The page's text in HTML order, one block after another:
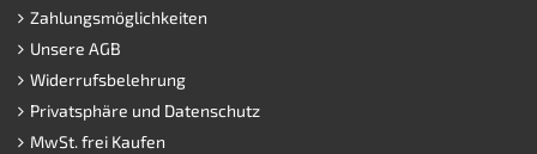
Impressum
Zahlungsmöglichkeiten
Unsere AGB
Widerrufsbelehrung
Privatsphäre und Datenschutz